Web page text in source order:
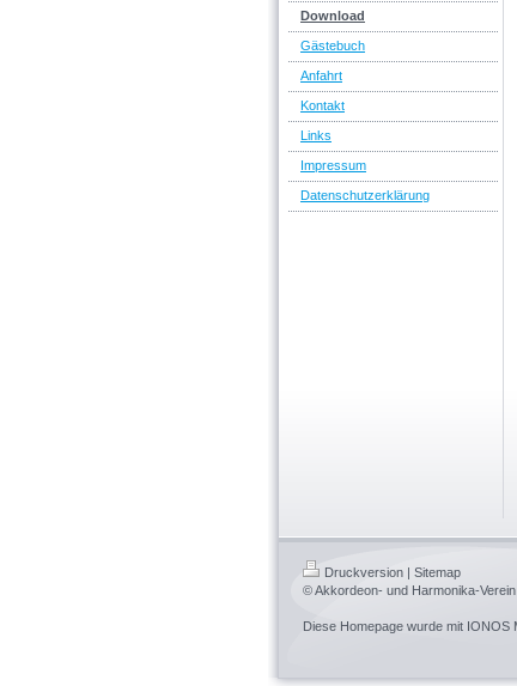
Download
Gästebuch
Anfahrt
Kontakt
Links
Impressum
Datenschutzerklärung
Druckversion | Sitemap
© Akkordeon- und Harmonika-
Diese Homepage wurde mit IONOS